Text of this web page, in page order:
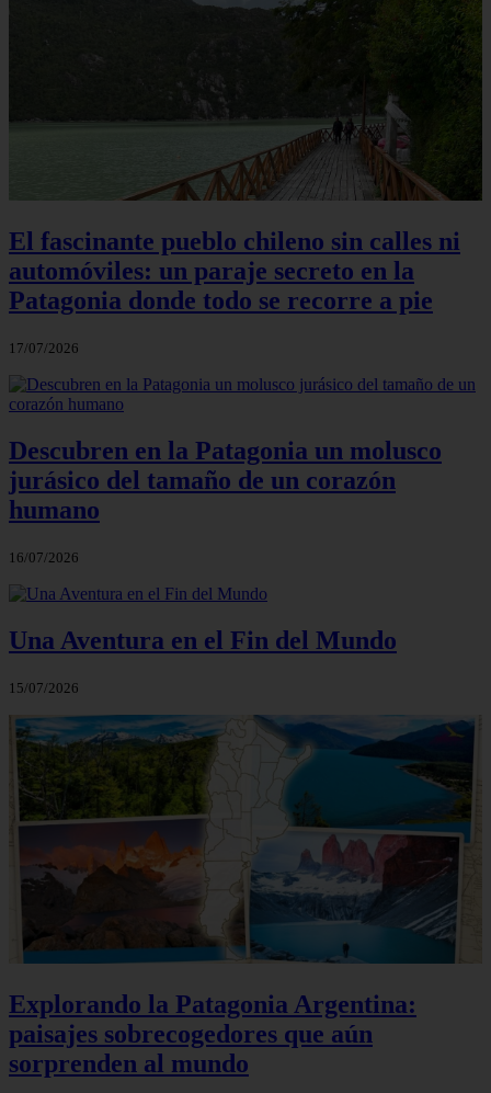
El fascinante pueblo chileno sin calles ni
automóviles: un paraje secreto en la
Patagonia donde todo se recorre a pie
17/07/2026
Descubren en la Patagonia un molusco
jurásico del tamaño de un corazón
humano
16/07/2026
Una Aventura en el Fin del Mundo
15/07/2026
Explorando la Patagonia Argentina:
paisajes sobrecogedores que aún
sorprenden al mundo